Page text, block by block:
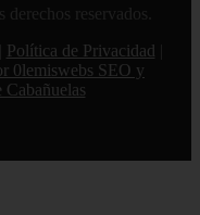
reservados.
Política de Privacidad
0lemiswebs SEO y